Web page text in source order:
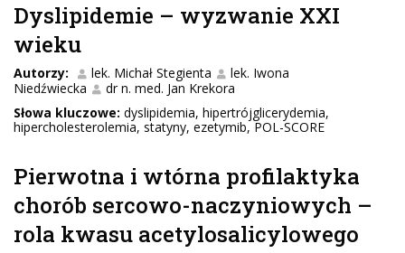
Dyslipidemie – wyzwanie XXI
wieku
Autorzy: lek. Michał Stegienta
lek. Iwona
Niedźwiecka
dr n. med. Jan Krekora
Słowa kluczowe: dyslipidemia, hipertrójglicerydemia,
hipercholesterolemia, statyny, ezetymib, POL-SCORE
Pierwotna i wtórna profilaktyka
chorób sercowo-naczyniowych –
rola kwasu acetylosalicylowego